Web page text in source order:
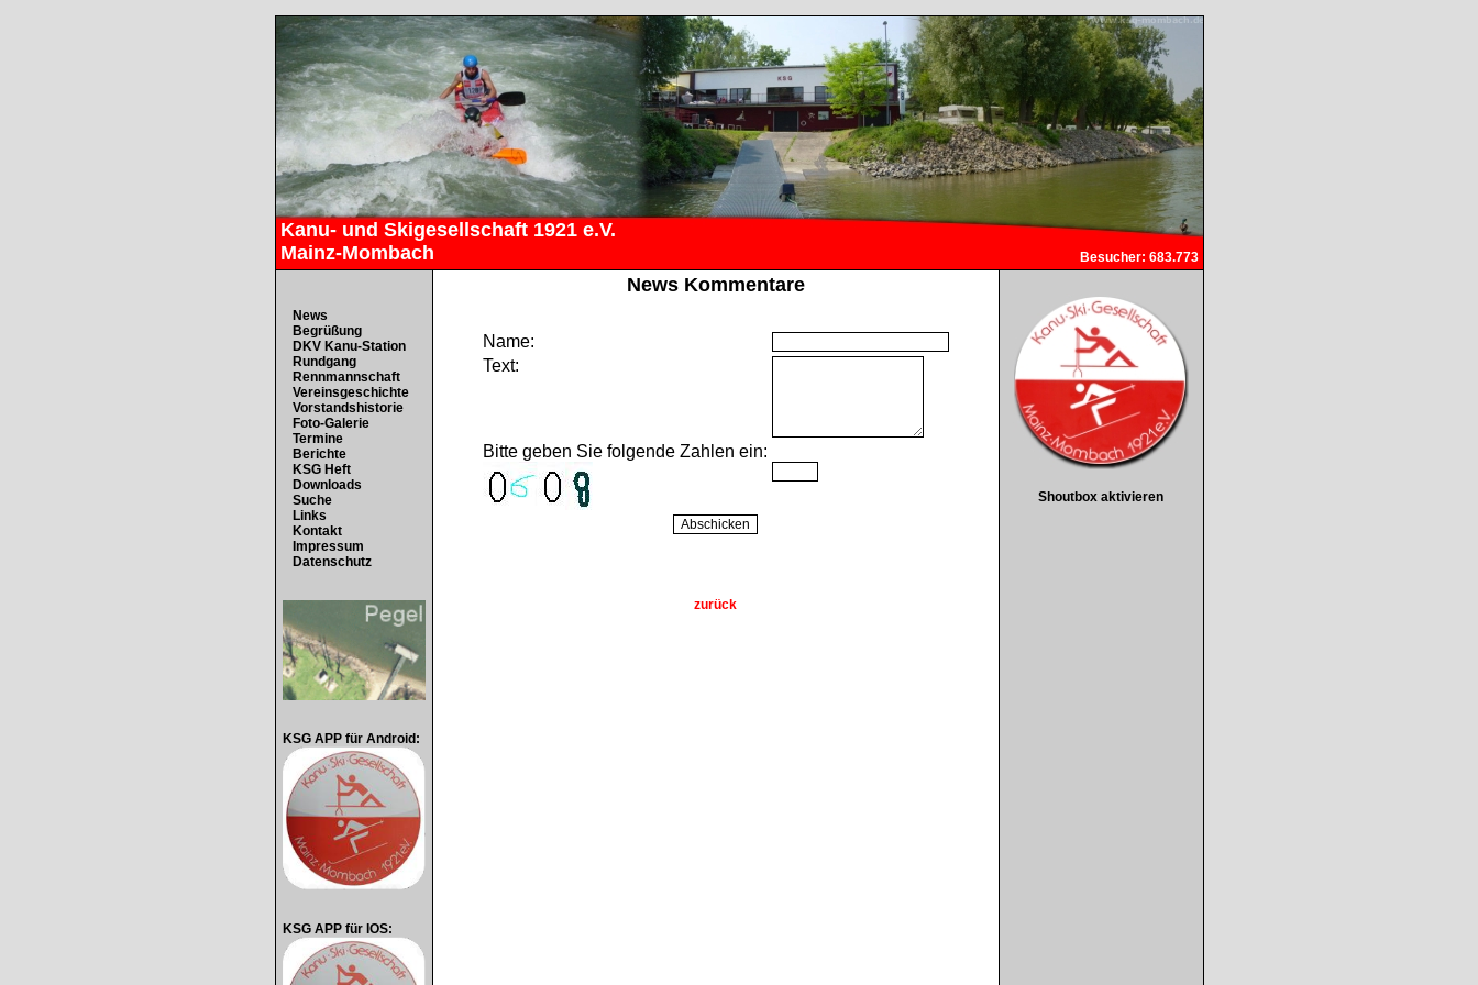
Kanu- und Skigesellschaft 1921 e.V.
Mainz-Mombach
Besucher: 683.773
News
Begrüßung
DKV Kanu-Station
Rundgang
Rennmannschaft
Vereinsgeschichte
Vorstandshistorie
Foto-Galerie
Termine
Berichte
KSG Heft
Downloads
Suche
Links
Kontakt
Impressum
Datenschutz
KSG APP für Android:
KSG APP für IOS:
News Kommentare
Name:
Text:
Bitte geben Sie folgende Zahlen ein:
zurück
Shoutbox aktivieren